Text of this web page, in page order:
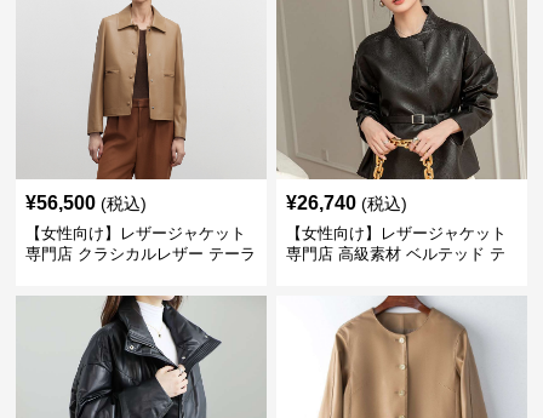
¥56,500 (税込)
【女性向け】レザージャケット
専門店 クラシカルレザー テーラ
¥26,740 (税込)
【女性向け】レザージャケット
専門店 高級素材 ベルテッド テ